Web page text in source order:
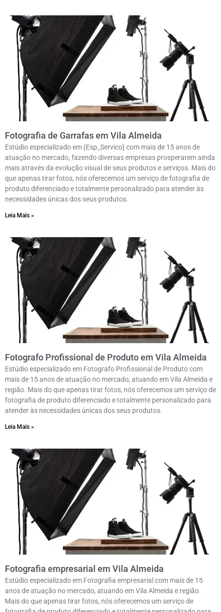
Fotografia de Garrafas em Vila Almeida
Estúdio especializado em {Esp_Servico} com mais de 15 anos de
atuação no mercado, fazendo diversas empresas prosperarem ainda
mais através da evolução visual de seus produtos e serviços. Mais do
que apenas tirar fotos, nós oferecemos um serviço de fotografia de
produto diferenciado e totalmente personalizado para atender às
necessidades únicas dos seus produtos.
Leia Mais »
Fotografo Profissional de Produto em Vila Almeida
Estúdio especializado em Fotografo Profissional de Produto com
mais de 15 anos de atuação no mercado, atuando em Vila Almeida e
região. Mais do que apenas tirar fotos, nós oferecemos um serviço de
fotografia de produto diferenciado e totalmente personalizado para
atender às necessidades únicas dos seus produtos.
Leia Mais »
Fotografia empresarial em Vila Almeida
Estúdio especializado em Fotografia empresarial com mais de 15
anos de atuação no mercado, atuando em Vila Almeida e região.
Mais do que apenas tirar fotos, nós oferecemos um serviço de